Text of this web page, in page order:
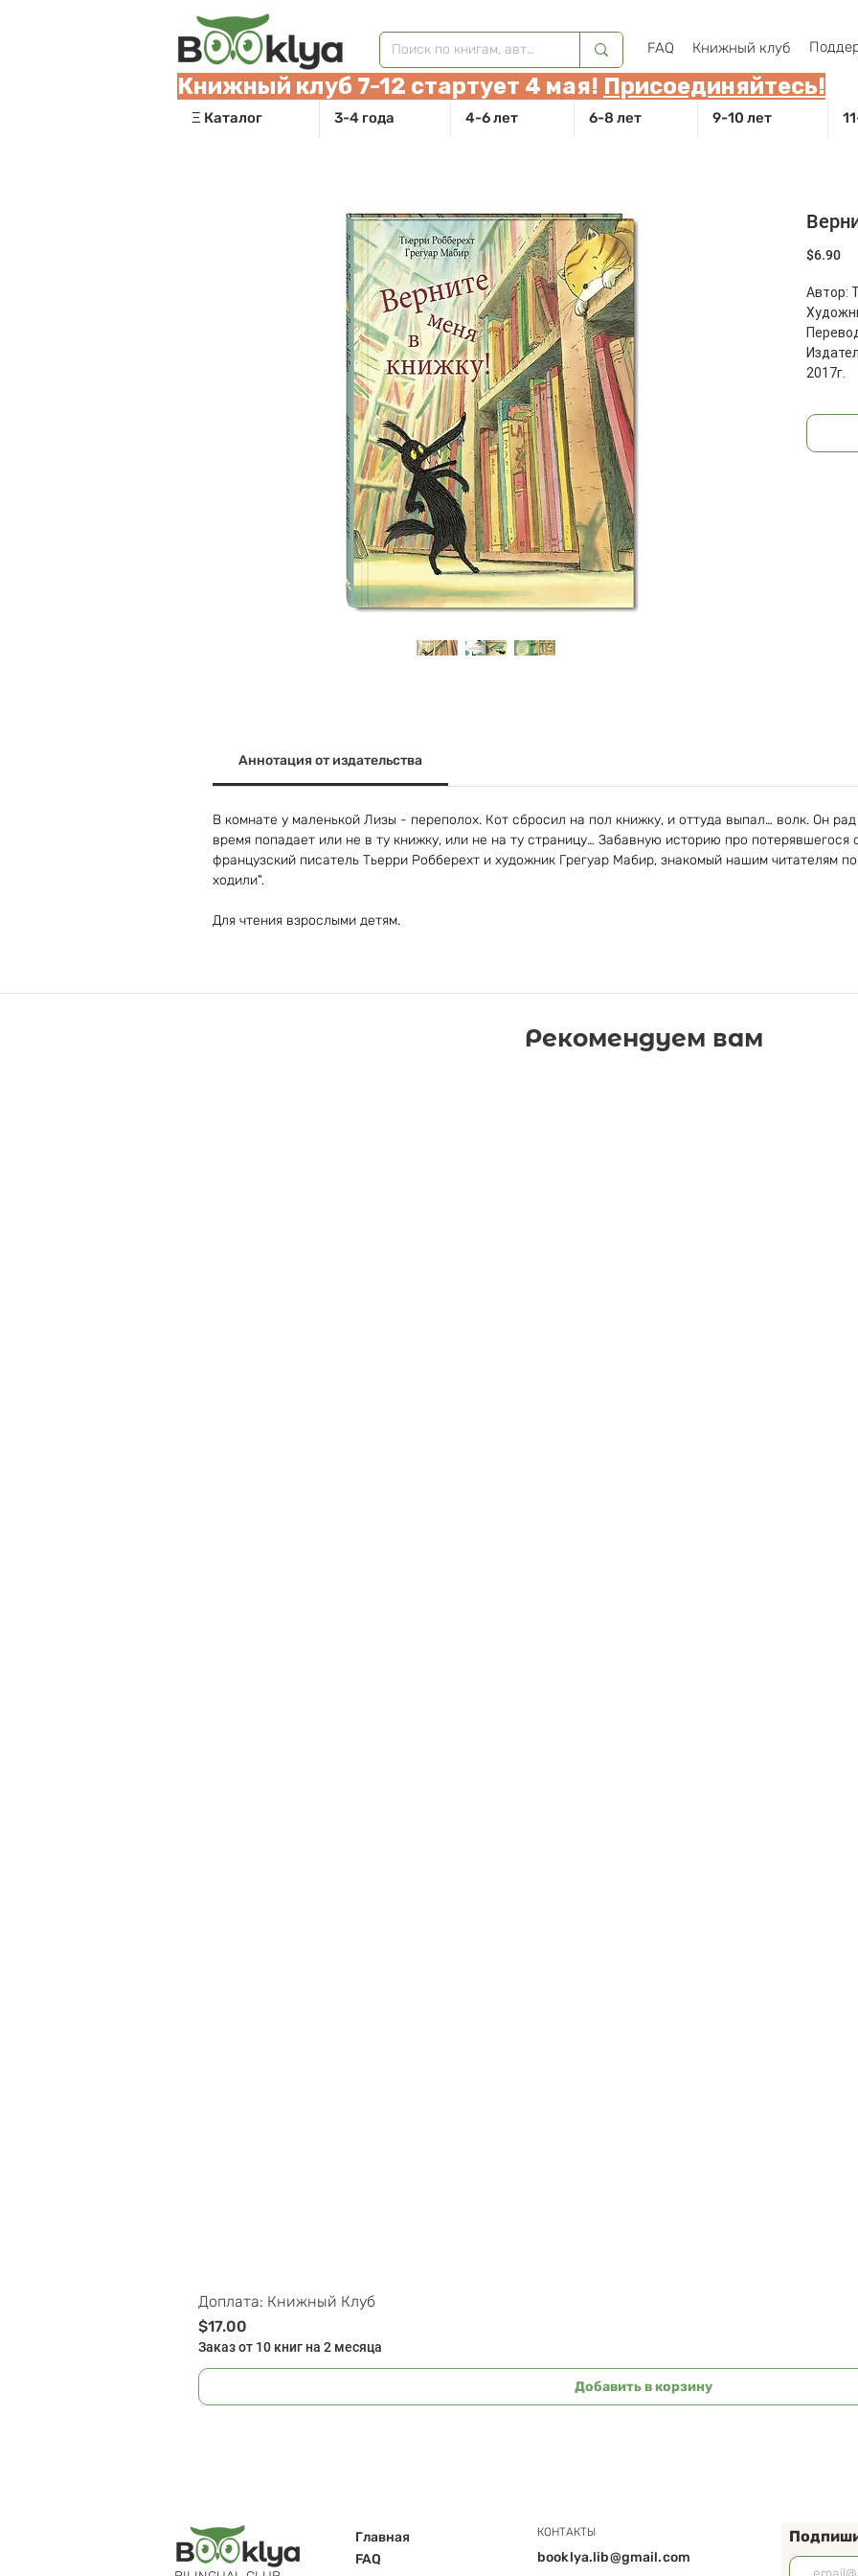
FAQ Книжный клуб
Ξ Каталог 3-4 года 4-6 лет 6-8 лет 9-10 лет
Книжный клуб 7-12 стартует 4 мая! Присоединяйтесь!
$6.90
Автор:
2017г.
Аннотация от издательства
В комнате у маленькой Лизы - переполох. Кот сбросил на пол книжку, и оттуда выпал… волк. Он
время попадает или не в ту книжку, или не на ту страницу… Забавную историю про потерявшегося
французский писатель Тьерри Робберехт и художник Грегуар Мабир, знакомый нашим читателям
ходили".
Для чтения взрослыми детям.
Рекомендуем вам
Доплата: Книжный Клуб
Цена
$17.00
Заказ от 10 книг на 2 месяца
Добавить в корзину
Главная
FAQ
КОНТАКТЫ
booklya.lib@gmail.com